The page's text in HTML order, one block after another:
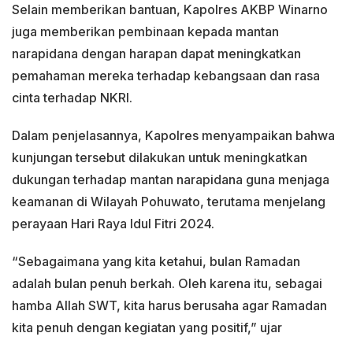
Selain memberikan bantuan, Kapolres AKBP Winarno
juga memberikan pembinaan kepada mantan
narapidana dengan harapan dapat meningkatkan
pemahaman mereka terhadap kebangsaan dan rasa
cinta terhadap NKRI.
Dalam penjelasannya, Kapolres menyampaikan bahwa
kunjungan tersebut dilakukan untuk meningkatkan
dukungan terhadap mantan narapidana guna menjaga
keamanan di Wilayah Pohuwato, terutama menjelang
perayaan Hari Raya Idul Fitri 2024.
“Sebagaimana yang kita ketahui, bulan Ramadan
adalah bulan penuh berkah. Oleh karena itu, sebagai
hamba Allah SWT, kita harus berusaha agar Ramadan
kita penuh dengan kegiatan yang positif,” ujar